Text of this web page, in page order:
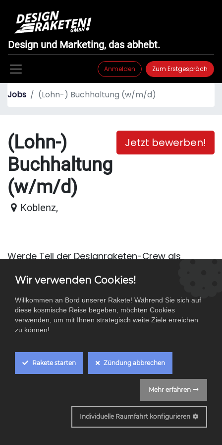
Design und Marketing, das abhebt.
Anmelden Zum Erstgespräch
Jobs (Lohn-) Buchhaltung (w/m/d)
Jetzt bewerben!
(Lohn-)
Buchhaltung
(w/m/d)
Koblenz,
Werde Teil der Designraketen-Crew als
Beschäftigungsart: Vollzeit, Teilzeit oder
Minijob – flexible Modelle, die zu deiner
Über uns:
Die Designraketen GmbH ist eine wachsende
Unternehmensgruppe, die sich auf kreatives
Marketing und innovative Lösungen
spezialisiert hat. Um sicherzustellen, dass
Wir verwenden Cookies!
Willkommen an Bord unserer Rakete! Während Sie sich auf
diese kosmische Reise begeben, möchten Cookies
verwenden, um mit Ihnen strategisch weite Ziele erreichen
zu können!
Rakete starten Zündung abbrechen
Mehr erfahren
Individuelle Raumfahrt konfigurieren